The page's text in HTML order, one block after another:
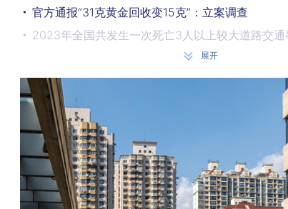
官方通报“31克黄金回收变15克”：立案调查
2023年全国共发生一次死亡3人以上较大道路交
中共中央政治局会议 审议《防范化解金融风险问
今年以来已新增10个内地赴港澳个人游城市
四川凉山木里县发生5.0级地震
前四月燃气生产和供应业利润同比下降0.4% 降幅
公安部：缅北果敢“四大家族”重大犯罪嫌疑人悉数
通车不足3年，重庆一隧道出现渗水情况
展开